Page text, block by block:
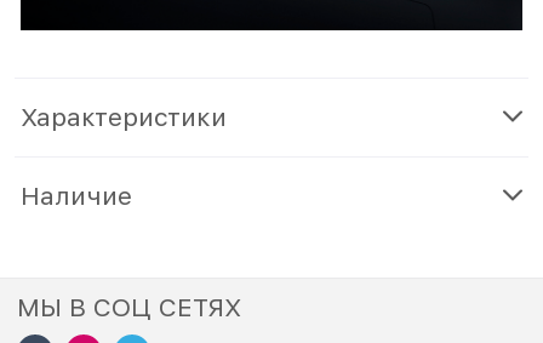
Характеристики
Наличие
МЫ В СОЦ СЕТЯХ